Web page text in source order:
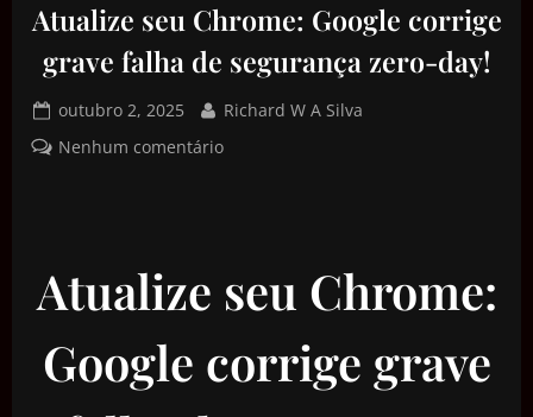
Atualize seu Chrome: Google corrige
grave falha de segurança zero-day!
outubro 2, 2025
Richard W A Silva
Nenhum comentário
Atualize seu Chrome:
Google corrige grave